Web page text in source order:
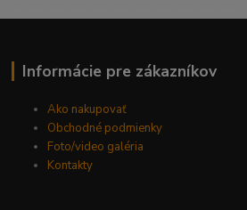
Informácie pre zákazníkov
Ako nakupovať
Obchodné podmienky
Foto/video galéria
Kontakty